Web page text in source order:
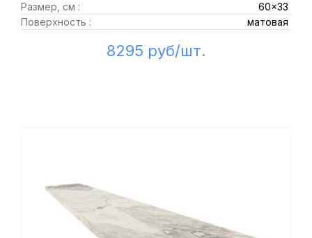
Размер, см :
60x33
Поверхность :
матовая
8295 руб/шт.